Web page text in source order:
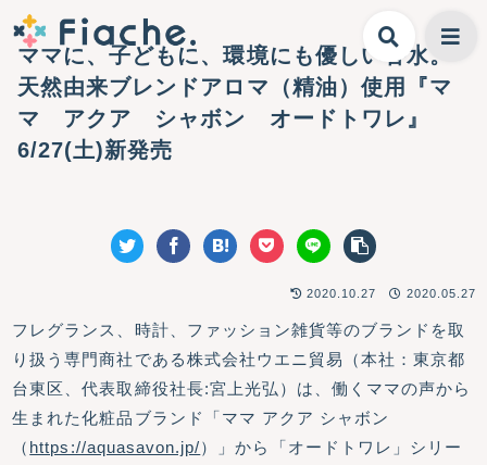
ママに、子どもに、環境にも優しい香水。
天然由来ブレンドアロマ（精油）使用『マ
マ アクア シャボン オードトワレ』
6/27(土)新発売
2020.10.27 2020.05.27
フレグランス、時計、ファッション雑貨等のブランドを取
り扱う専門商社である株式会社ウエニ貿易（本社：東京都
台東区、代表取締役社長:宮上光弘）は、働くママの声から
生まれた化粧品ブランド「ママ アクア シャボン
（ https://aquasavon.jp/）」から「オードトワレ」シリー